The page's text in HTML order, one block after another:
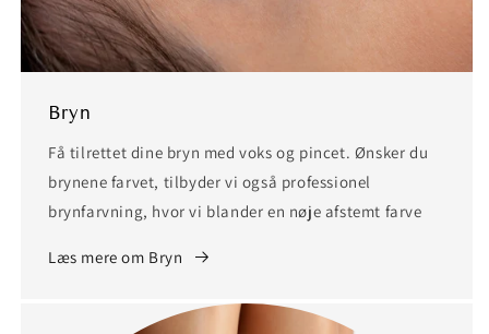
Bryn
Få tilrettet dine bryn med voks og pincet. Ønsker du
brynene farvet, tilbyder vi også professionel
brynfarvning, hvor vi blander en nøje afstemt farve
Læs mere om Bryn